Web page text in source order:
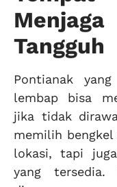
Tangguh
Pontianak
lembap bisa
jika tidak
memilih
lokasi, tapi
yang tersedia.